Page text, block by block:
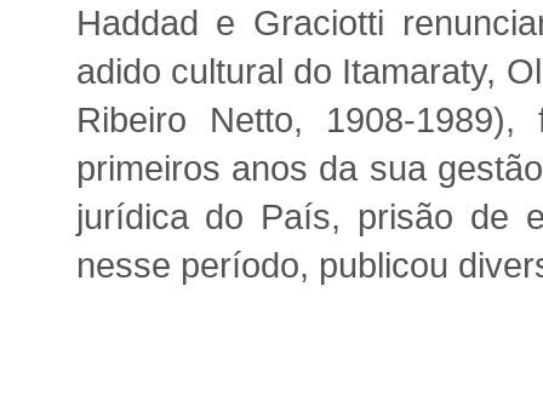
Haddad e Graciotti
adido cultural do Itamaraty,
Ribeiro Netto, 1908-
primeiros anos da sua
jurídica do País, prisão de
nesse período, publicou